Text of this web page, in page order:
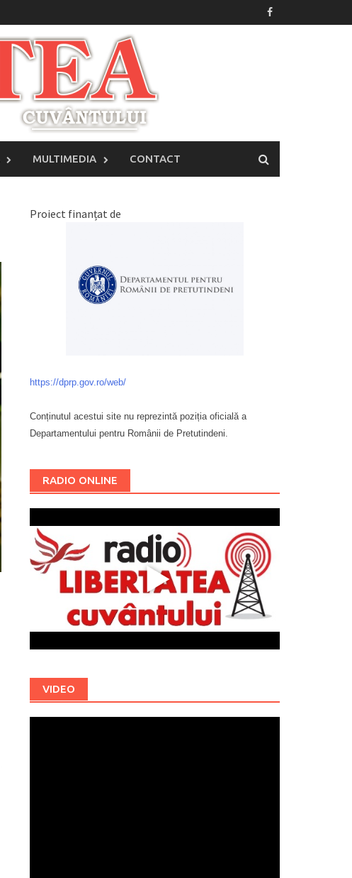
MULTIMEDIA CONTACT
Proiect finanțat de
https://dprp.gov.ro/web/
Conținutul acestui site nu reprezintă poziția oficială a
Departamentului pentru Românii de Pretutindeni.
RADIO ONLINE
VIDEO